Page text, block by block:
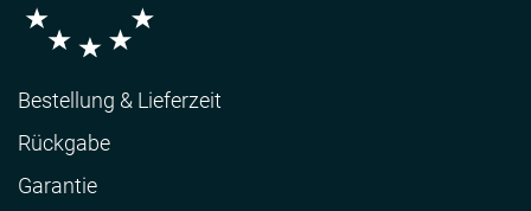
Bestellung & Lieferzeit
Rückgabe
Garantie